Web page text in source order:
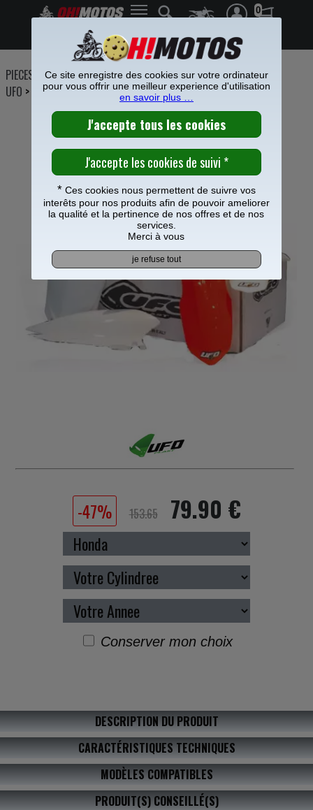
0
Frais de port offerts à partir de 49€
PIECES MOTO>Plastiques>Kit plastiques cross>Kit plastique
UFO >
KIT PLASTIQUE UFO HONDA OEM
-47% 153.65 79.90 €
Conserver mon choix
DESCRIPTION DU PRODUIT
CARACTÉRISTIQUES TECHNIQUES
MODÈLES COMPATIBLES
PRODUIT(S) CONSEILLÉ(S)
Ce site enregistre des cookies sur votre ordinateur
pour vous offrir une meilleur experience d'utilisation
en savoir plus …
*Ces cookies nous permettent de suivre vos
interêts pour nos produits afin de pouvoir ameliorer
la qualité et la pertinence de nos offres et de nos
services.
Merci à vous